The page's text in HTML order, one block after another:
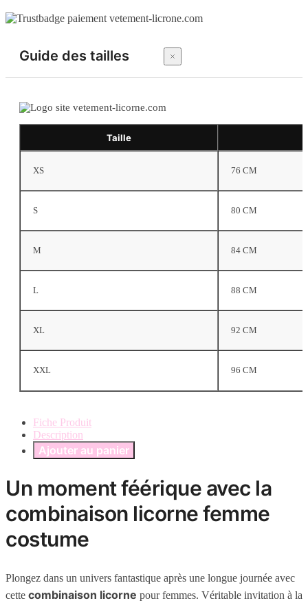
Guide des tailles
Taille
XS 76 CM
S 80 CM
M 84 CM
L 88 CM
XL 92 CM
XXL 96 CM
Fiche Produit
Description
Ajouter au panier
Un moment féérique avec la
combinaison licorne femme
costume
Plongez dans un univers fantastique après une longue journée avec
cette combinaison licorne pour femmes. Véritable invitation à la